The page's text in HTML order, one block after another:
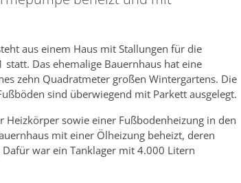
aus einem Haus mit Stallungen für die
Das ehemalige Bauernhaus hat eine
zehn Quadratmeter großen Wintergartens. Die
sind überwiegend mit Parkett ausgelegt.
sowie einer Fußbodenheizung in den
mit einer Ölheizung beheizt, deren
war ein Tanklager mit 4.000 Litern